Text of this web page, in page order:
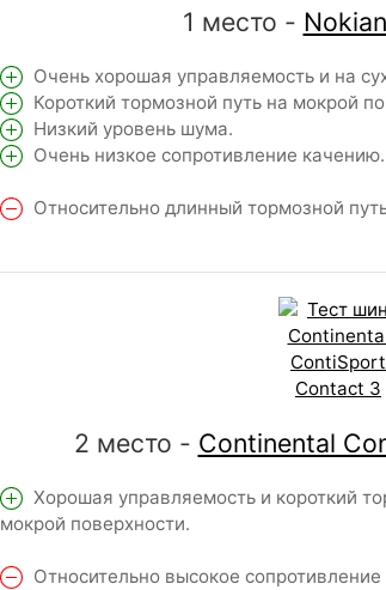
1 место -
Очень хорошая управляемость и на
Короткий тормозной путь на мокрой
Низкий уровень шума.
Очень низкое сопротивление качению.
Относительно длинный тормозной
2 место - Continental
Хорошая управляемость и короткий
мокрой поверхности.
Относительно высокое